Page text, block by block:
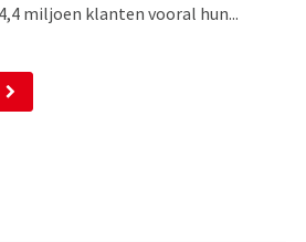
miljoen klanten vooral hun...